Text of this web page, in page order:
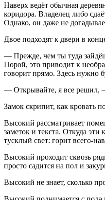
Наверх ведёт обычная
коридора. Владелец либо
Однако, он даже не
Двое подходят к двери в
— Прежде, чем ты туда
Порой, это приводит к
говорит прямо. Здесь нужно
— Открывайте, я все решил,
Замок скрипит, как кровать
Высокий рассматривает
заметок и текста. Откуда
тусклый свет: горит всего-
Высокий проходит сквозь
просто садится на пол и
Высокий не знает, сколько